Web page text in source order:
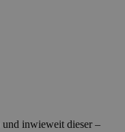
und inwieweit dieser –